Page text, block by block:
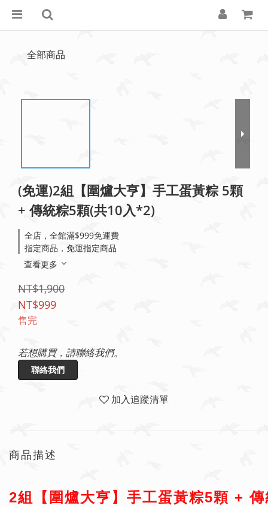
全部商品
(免運)2組【圍爐大亨】手工蛋黃粽 5顆
+ 傳統粽5顆(共10入*2)
全店，全館滿$999免運費
指定商品，免運指定商品
查看更多
NT$1,900
NT$999
售完
若想購買，請聯絡我們。
聯絡我們
加入追蹤清單
商品描述
2組【圍爐大亨】手工蛋黃粽5顆 +